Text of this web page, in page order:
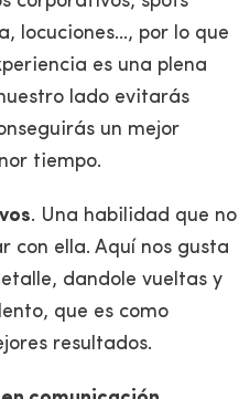
locuciones..., por lo que
es una plena
lado evitarás
un mejor
tiempo.
. Una habilidad que no
con ella. Aquí nos gusta
dandole vueltas y
que es como
resultados.